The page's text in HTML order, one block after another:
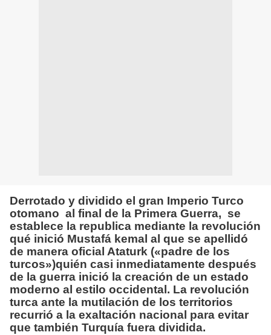
Derrotado y dividido el gran Imperio Turco
otomano al final de la Primera Guerra, se
establece la republica mediante la revolución
qué inició Mustafá kemal al que se apellidó
de manera oficial Ataturk («padre de los
turcos»)quién casi inmediatamente después
de la guerra inició la creación de un estado
moderno al estilo occidental. La revolución
turca ante la mutilación de los territorios
recurrió a la exaltación nacional para evitar
que también Turquía fuera dividida.